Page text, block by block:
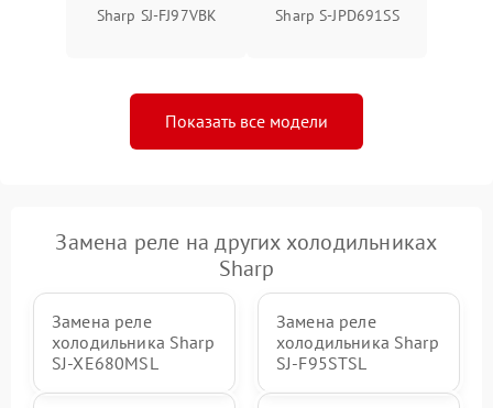
Sharp SJ-FJ97VBK Sharp S-JPD691SS
Показать все модели
Замена реле на других холодильниках
Sharp
Замена реле
холодильника Sharp
SJ-XE680MSL
Замена реле
холодильника Sharp
SJ-F95STSL